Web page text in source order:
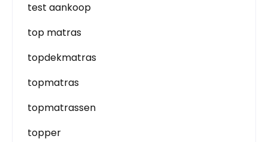
test aankoop
top matras
topdekmatras
topmatras
topmatrassen
topper